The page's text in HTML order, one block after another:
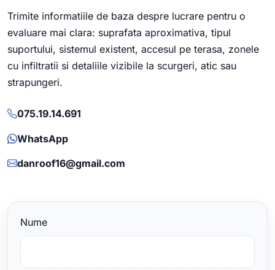
Trimite informatiile de baza despre lucrare pentru o
evaluare mai clara: suprafata aproximativa, tipul
suportului, sistemul existent, accesul pe terasa, zonele
cu infiltratii si detaliile vizibile la scurgeri, atic sau
strapungeri.
075.19.14.691
WhatsApp
danroof16@gmail.com
Nume